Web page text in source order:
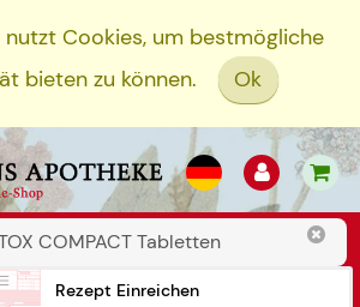
nutzt Cookies, um bestmögliche
bieten zu können.
Ok
Rezept Einreichen